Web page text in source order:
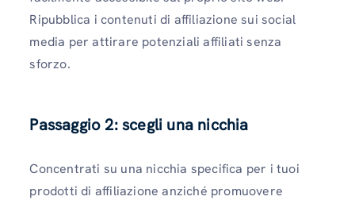
Ripubblica i contenuti di affiliazione sui social
media per attirare potenziali affiliati senza
sforzo.
Passaggio 2: scegli una nicchia
Concentrati su una nicchia specifica per i tuoi
prodotti di affiliazione anziché promuovere